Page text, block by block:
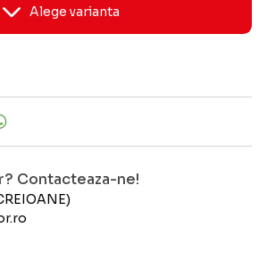
Alege varianta
Contacteaza-ne!